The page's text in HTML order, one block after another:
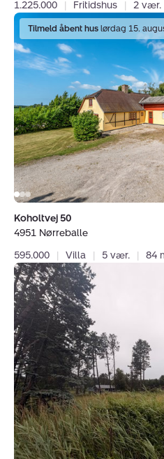
1.225.000 | Fritidshus | 2 vær.
Villa:
Koholtvej
50,
4951
Nørreballe
Tilmeld åbent hus lørdag 15.
Koholtvej 50
4951 Nørreballe
595.000
| Villa | 5 vær. | 84
Fritidsgrund:
Solsortevænget
5,
Saksfjed
Ø,
4970
Rødby